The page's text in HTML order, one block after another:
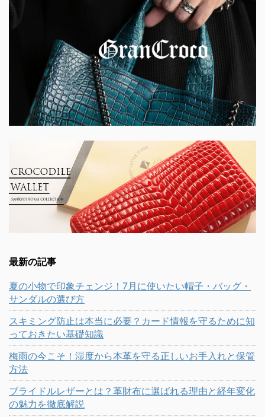
最新の記事
夏の小物で印象チェンジ！7月に使いたい帽子・バッグ・
サンダルの選び方
スキミング防止は本当に必要？カード情報を守るために知
っておきたい基礎知識
梅雨の今こそ！湿度から本革を守る正しいお手入れと保管
方法
ブライドルレザーとは？革財布に選ばれる理由と経年変化
の魅力を徹底解説